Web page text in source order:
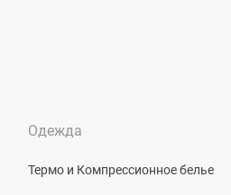
Одежда
Термо и Компрессионное белье